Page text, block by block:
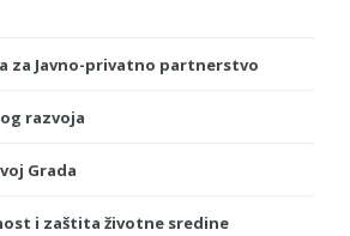
za Javno-privatno partnerstvo
razvoja
Grada
i zaštita životne sredine